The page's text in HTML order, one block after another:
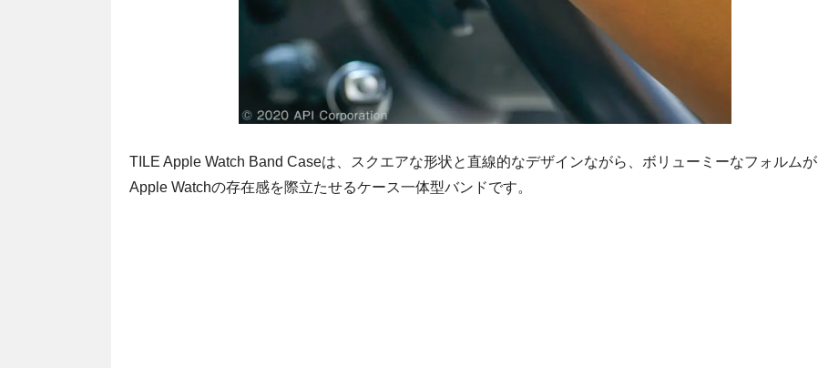
TILE Apple Watch Band Caseは、スクエアな形状と直線的なデザインながら、ボリューミーなフォルムが
Apple Watchの存在感を際立たせるケース一体型バンドです。